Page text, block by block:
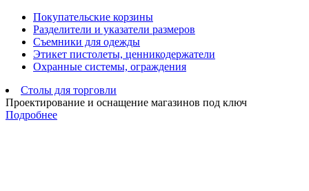
Покупательские корзины
Разделители и указатели размеров
Съемники для одежды
Этикет пистолеты, ценникодержатели
Охранные системы, ограждения
Столы для торговли
Проектирование и оснащение магазинов под ключ
Подробнее